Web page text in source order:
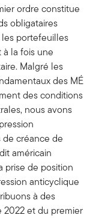
ordre constitue
obligataires
portefeuilles
la fois une
Malgré les
des MÉ
des conditions
nous avons
créance de
américain
prise de position
anticyclique
à des
2022 et du premier